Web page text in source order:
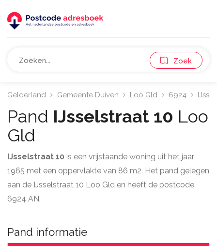
Zoek
Gelderland Gemeente Duiven Loo Gld 6924
Pand IJsselstraat 10 Loo
Gld
IJsselstraat 10 is een vrijstaande woning uit het jaar
1965 met een oppervlakte van 86 m2. Het pand gelegen
aan de IJsselstraat 10 Loo Gld en heeft de postcode
6924 AN.
Pand informatie